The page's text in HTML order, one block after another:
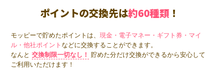
ポイントの交換先は約60種類 ！
モッピーで貯めたポイントは、現金・電子マネー・ギフト券・マイ
ル・他社ポイントなどに交換することができます。
なんと 交換制限一切なし！
貯めた分だけ交換ができるから安心して
ご利用いただけます！